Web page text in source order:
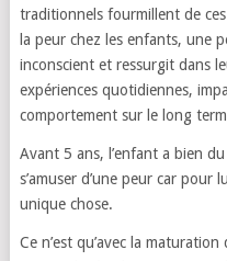
traditionnels fourmillent de
la peur chez les enfants, une
inconscient et ressurgit dans
expériences quotidiennes,
comportement sur le long
Avant 5 ans, l’enfant a bien
s’amuser d’une peur car
unique chose.
Ce n’est qu’avec la